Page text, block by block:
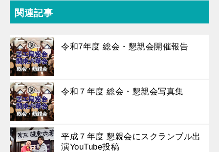
関連記事
令和7年度 総会・懇親会開催報告
令和７年度 総会・懇親会写真集
平成７年度 懇親会にスクランブル出
演YouTube投稿